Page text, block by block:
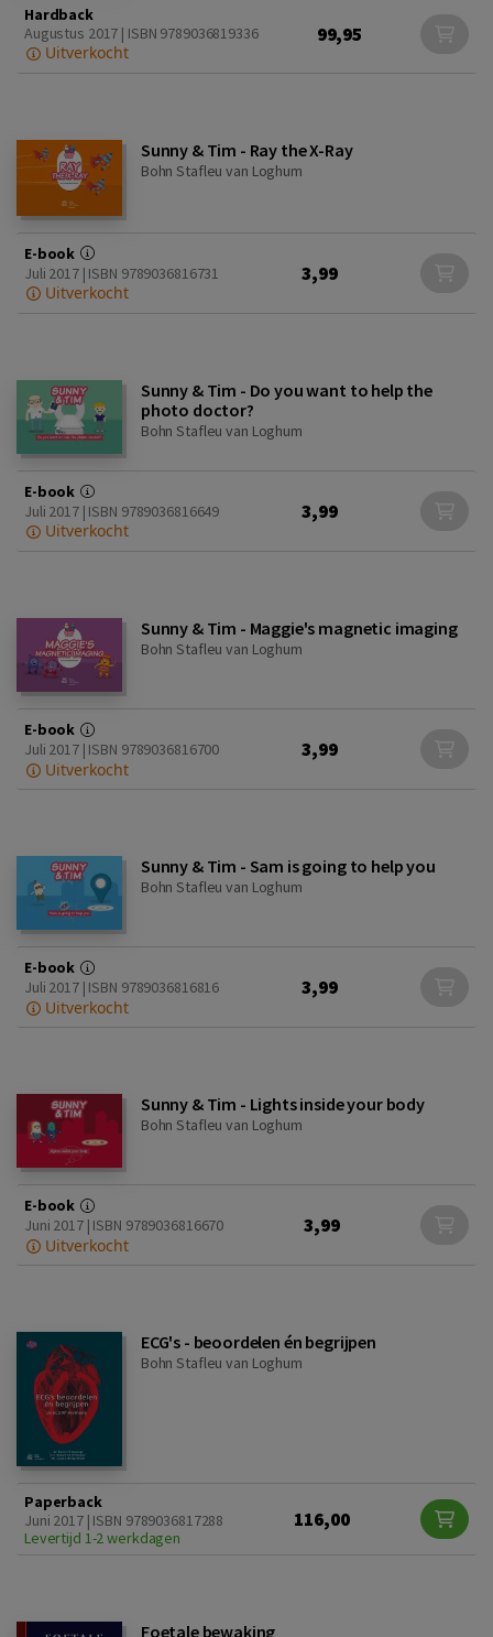
Hardback
Augustus 2017 | ISBN 9789036819336
Uitverkocht
99,95
Sunny & Tim - Ray the X-Ray
Bohn Stafleu van Loghum
E-book
Juli 2017 | ISBN 9789036816731
Uitverkocht
3,99
Sunny & Tim - Do you want to help the
photo doctor?
Bohn Stafleu van Loghum
E-book
Juli 2017 | ISBN 9789036816649
Uitverkocht
3,99
Sunny & Tim - Maggie's magnetic imaging
Bohn Stafleu van Loghum
E-book
Juli 2017 | ISBN 9789036816700
Uitverkocht
3,99
Sunny & Tim - Sam is going to help you
Bohn Stafleu van Loghum
E-book
Juli 2017 | ISBN 9789036816816
Uitverkocht
3,99
Sunny & Tim - Lights inside your body
Bohn Stafleu van Loghum
E-book
Juni 2017 | ISBN 9789036816670
Uitverkocht
3,99
ECG's - beoordelen én begrijpen
Bohn Stafleu van Loghum
Paperback
Juni 2017 | ISBN 9789036817288
Levertijd 1-2 werkdagen
116,00
Foetale bewaking